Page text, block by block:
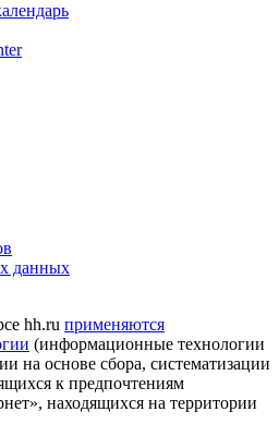
данных
hh.ru применяются
(информационные технологии
на основе сбора, систематизации
к предпочтениям
находящихся на территории